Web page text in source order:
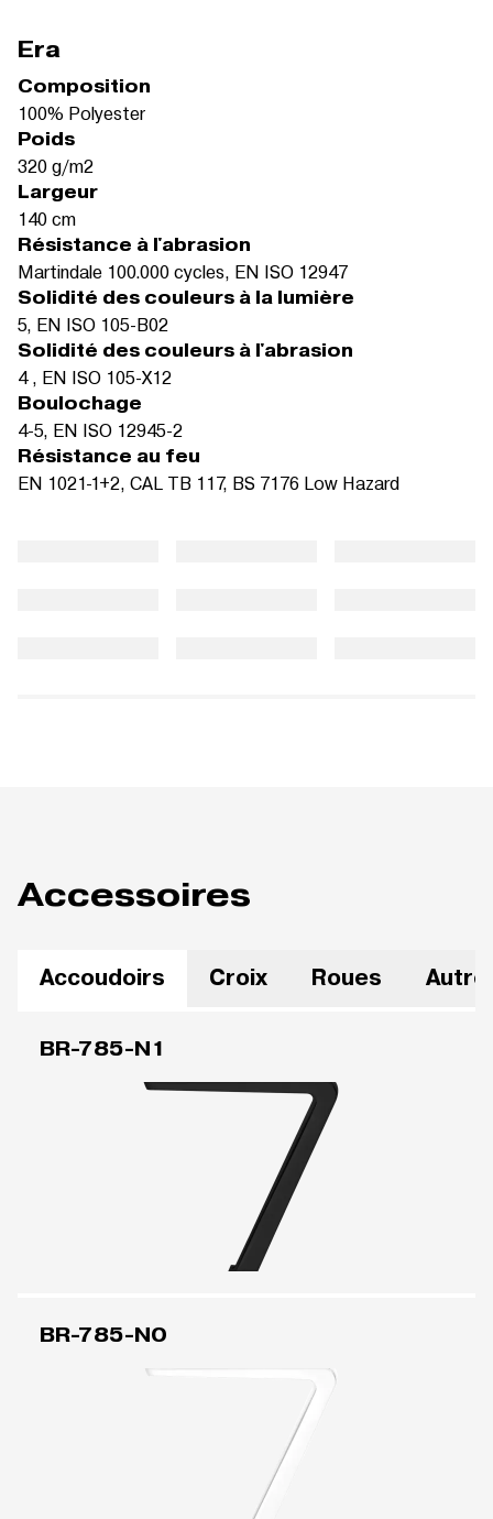
Era
Composition
100% Polyester
Poids
320 g/m2
Largeur
140 cm
Résistance à l'abrasion
Martindale 100.000 cycles, EN ISO 12947
Solidité des couleurs à la lumière
5, EN ISO 105-B02
Solidité des couleurs à l'abrasion
4 , EN ISO 105-X12
Boulochage
4-5, EN ISO 12945-2
Résistance au feu
EN 1021-1+2, CAL TB 117, BS 7176 Low Hazard
Accessoires
Accoudoirs Croix Roues
BR-785-N1
BR-785-N0